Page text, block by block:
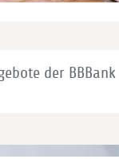
der BBBank